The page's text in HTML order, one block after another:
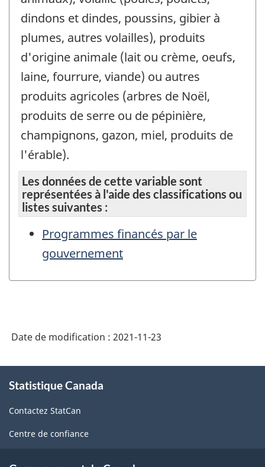
dindons et dindes, poussins, gibier à
plumes, autres volailles), produits
d'origine animale (lait ou crème, oeufs,
laine, fourrure, viande) ou autres
produits agricoles (arbres de Noël,
produits de serre ou de pépinière,
champignons, gazon, miel, produits de
l'érable).
Les données de cette variable sont
représentées à l'aide des classifications ou
listes suivantes :
Programmes financés par le
gouvernement
Date de modification : 2021-11-23
propos
ce
site
Statistique Canada
Contactez StatCan
Centre de confiance